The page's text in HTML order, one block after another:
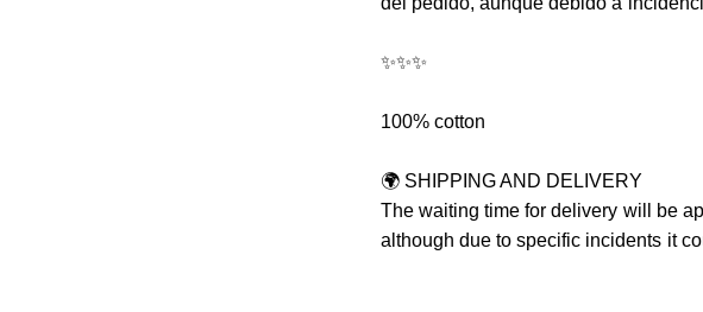
✨✨✨
100% cotton
🌍 SHIPPING AND DELIVERY
The waiting time for delivery will be
although due to specific incidents it